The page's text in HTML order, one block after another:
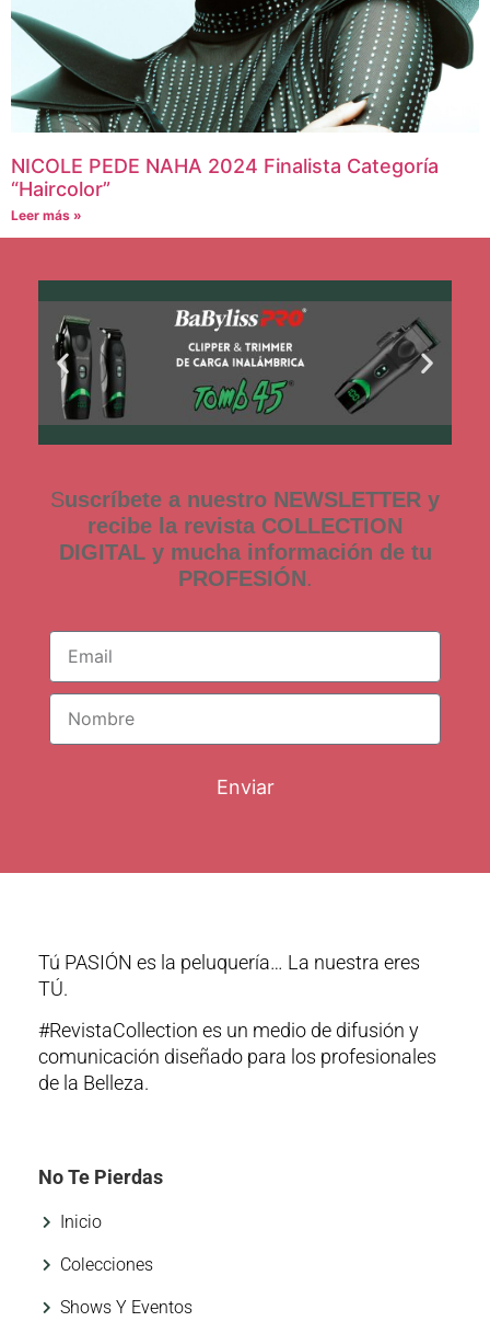
NICOLE PEDE NAHA 2024 Finalista Categoría
“Haircolor”
Leer más »
Suscríbete a nuestro NEWSLETTER y
recibe la revista COLLECTION
DIGITAL y mucha información de tu
PROFESIÓN.
Enviar
Tú PASIÓN es la peluquería… La nuestra eres
TÚ.
#RevistaCollection es un medio de difusión y
comunicación diseñado para los profesionales
de la Belleza.
No Te Pierdas
Inicio
Colecciones
Shows Y Eventos